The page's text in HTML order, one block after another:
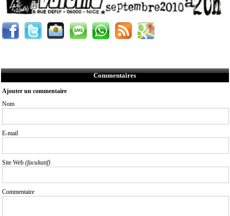
Commentaires
Ajouter un commentaire
Nom
E-mail
Site Web (facultatif)
Commentaire